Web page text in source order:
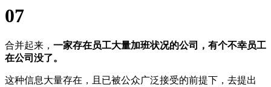
07
合并起来， 一家存在员工大量加班状况的公司，有个不幸员工
在公司没了。
这种信息大量存在，且已被公众广泛接受的前提下，去提出